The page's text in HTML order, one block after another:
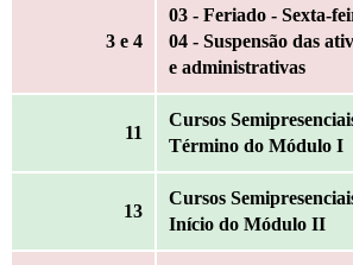
3 e 4
03 - Feriado - Sexta-
04 - Suspensão das
e administrativas
11
Cursos
Término do Módulo I
13
Cursos
Início do Módulo II